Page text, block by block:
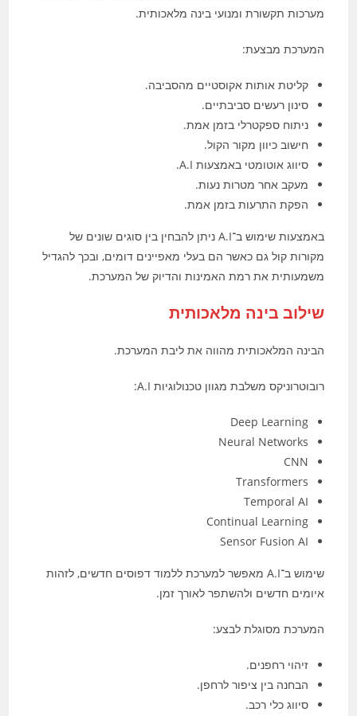
מערכות תקשורת ומנועי בינה מלאכותית.
המערכת מבצעת:
קליטת אותות אקוסטיים מהסביבה.
סינון רעשים סביבתיים.
ניתוח ספקטרלי בזמן אמת.
חישוב כיוון מקור הקול.
סיווג אוטומטי באמצעות A.I.
מעקב אחר מטרות נעות.
הפקת התרעות בזמן אמת.
באמצעות שימוש ב־A.I ניתן להבחין בין סוגים שונים של
מקורות קול גם כאשר הם בעלי מאפיינים דומים, ובכך להגדיל
משמעותית את רמת האמינות והדיוק של המערכת.
שילוב בינה מלאכותית
הבינה המלאכותית מהווה את ליבת המערכת.
רובוטרוניקס משלבת מגוון טכנולוגיות A.I:
Deep Learning
Neural Networks
CNN
Transformers
Temporal AI
Continual Learning
Sensor Fusion AI
שימוש ב־A.I מאפשר למערכת ללמוד דפוסים חדשים, לזהות
איומים חדשים ולהשתפר לאורך זמן.
המערכת מסוגלת לבצע:
זיהוי רחפנים.
הבחנה בין ציפור לרחפן.
סיווג כלי רכב.